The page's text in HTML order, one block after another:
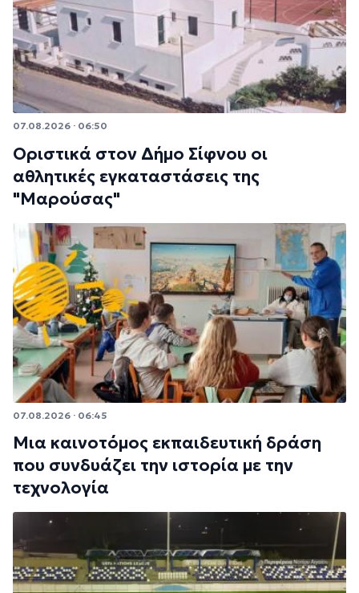
07.08.2026 · 06:50
Οριστικά στον Δήμο Σίφνου οι
αθλητικές εγκαταστάσεις της
"Μαρούσας"
07.08.2026 · 06:45
Μια καινοτόμος εκπαιδευτική δράση
που συνδυάζει την ιστορία με την
τεχνολογία